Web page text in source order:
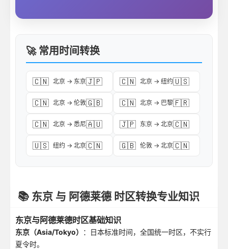
🚀 常用时间转换
🇨🇳 北京 → 东京🇯🇵 🇨🇳 北京 → 纽约🇺🇸
🇨🇳 北京 → 伦敦🇬🇧 🇨🇳 北京 → 巴黎🇫🇷
🇨🇳 北京 → 悉尼🇦🇺 🇯🇵 东京 → 北京🇨🇳
🇺🇸 纽约 → 北京🇨🇳 🇬🇧 伦敦 → 北京🇨🇳
📚 东京 与 阿德莱德 时区转换专业知识
东京与阿德莱德时区基础知识
东京（Asia/Tokyo）
：日本标准时间，全国统一时区，不实行
夏令时。